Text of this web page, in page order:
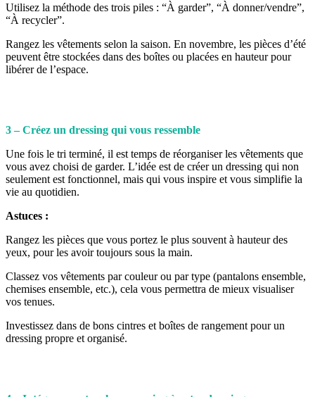
Utilisez la méthode des trois piles : “À garder”, “À donner/vendre”,
“À recycler”.
Rangez les vêtements selon la saison. En novembre, les pièces d’été
peuvent être stockées dans des boîtes ou placées en hauteur pour
libérer de l’espace.
3 – Créez un dressing qui vous ressemble
Une fois le tri terminé, il est temps de réorganiser les vêtements que
vous avez choisi de garder. L’idée est de créer un dressing qui non
seulement est fonctionnel, mais qui vous inspire et vous simplifie la
vie au quotidien.
Astuces :
Rangez les pièces que vous portez le plus souvent à hauteur des
yeux, pour les avoir toujours sous la main.
Classez vos vêtements par couleur ou par type (pantalons ensemble,
chemises ensemble, etc.), cela vous permettra de mieux visualiser
vos tenues.
Investissez dans de bons cintres et boîtes de rangement pour un
dressing propre et organisé.